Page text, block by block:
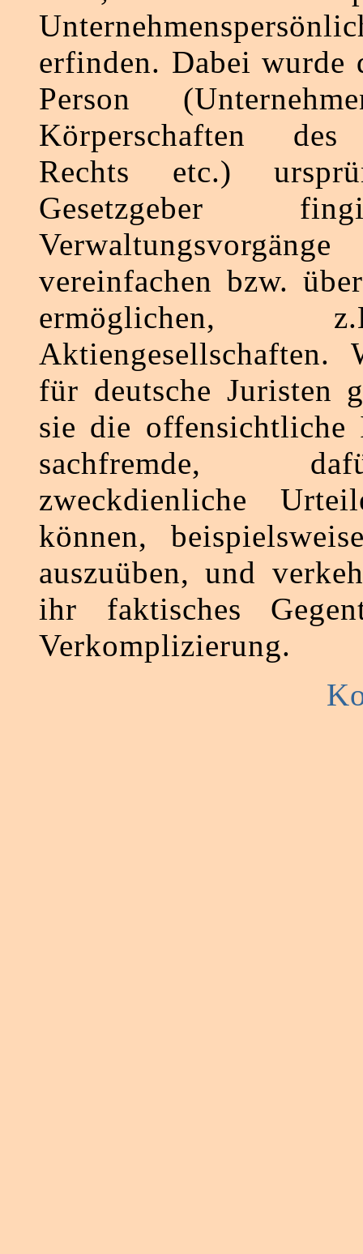
erfinden. Dabei wurde
Person
Körperschaften
Rechts etc.)
Gesetzgeber
vereinfachen bzw.
ermöglichen,
Aktiengesellschaften.
für deutsche Juristen
sie die offensichtliche
sachfremde,
zweckdienliche
können,
auszuüben, und
ihr faktisches
Verkomplizierung.